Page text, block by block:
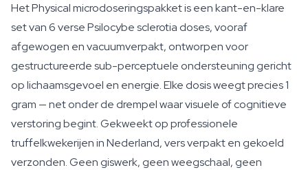
Het Physical microdoseringspakket is een kant-en-klare
set van 6 verse Psilocybe sclerotia doses, vooraf
afgewogen en vacuumverpakt, ontworpen voor
gestructureerde sub-perceptuele ondersteuning gericht
op lichaamsgevoel en energie. Elke dosis weegt precies 1
gram — net onder de drempel waar visuele of cognitieve
verstoring begint. Gekweekt op professionele
truffelkwekerijen in Nederland, vers verpakt en gekoeld
verzonden. Geen giswerk, geen weegschaal, geen